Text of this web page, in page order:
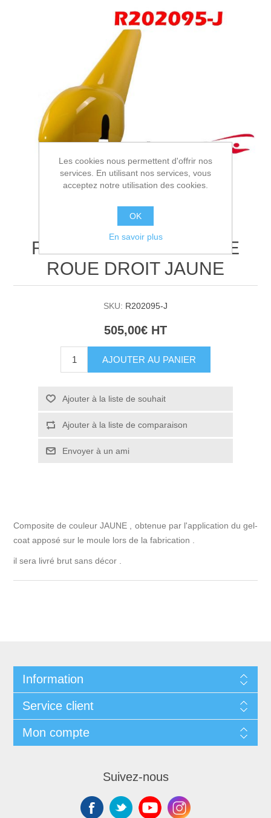
R202095-J - CARENAGE
ROUE DROIT JAUNE
SKU: R202095-J
505,00€ HT
AJOUTER AU PANIER
Ajouter à la liste de souhait
Ajouter à la liste de comparaison
Envoyer à un ami
Composite de couleur JAUNE , obtenue par l'application du gel-
coat apposé sur le moule lors de la fabrication .
il sera livré brut sans décor .
Information
Service client
Mon compte
Suivez-nous
Les cookies nous permettent d'offrir nos
services. En utilisant nos services, vous
acceptez notre utilisation des cookies.
OK
En savoir plus